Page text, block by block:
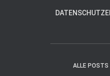
ALLE POSTS